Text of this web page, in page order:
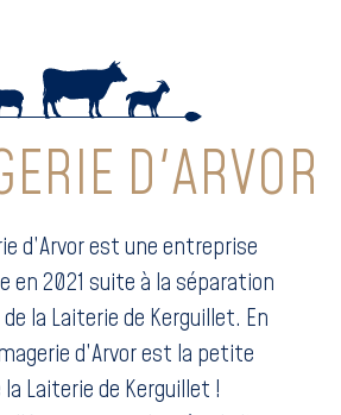
D'ARVOR
d’Arvor est une entreprise
en 2021 suite à la séparation
la Laiterie de Kerguillet. En
d’Arvor est la petite
Laiterie de Kerguillet !